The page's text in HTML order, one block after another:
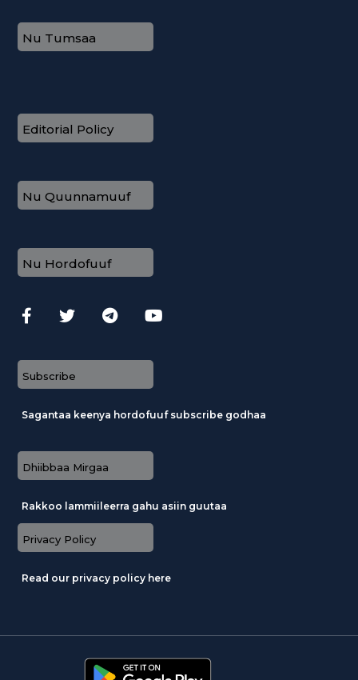
Nu Tumsaa
Editorial Policy
Nu Quunnamuuf
Nu Hordofuuf
Subscribe
Sagantaa keenya hordofuuf subscribe godhaa
Dhiibbaa Mirgaa
Rakkoo lammiileerra gahu asiin guutaa
Privacy Policy
Read our privacy policy here